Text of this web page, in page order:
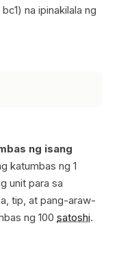
na ipinakilala ng
ng isang
katumbas ng 1
unit para sa
tip, at pang-araw-
ng 100 satoshi.